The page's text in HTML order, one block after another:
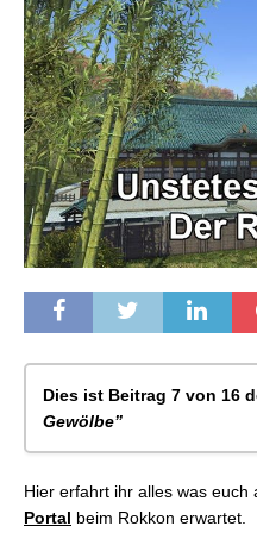
Dies ist Beitrag 7 von 16
Gewölbe”
FFXIV: Unstetes
Sil’dih – Allgemeines
Hier erfahrt ihr alles was euch
Portal beim Rokkon erwartet.